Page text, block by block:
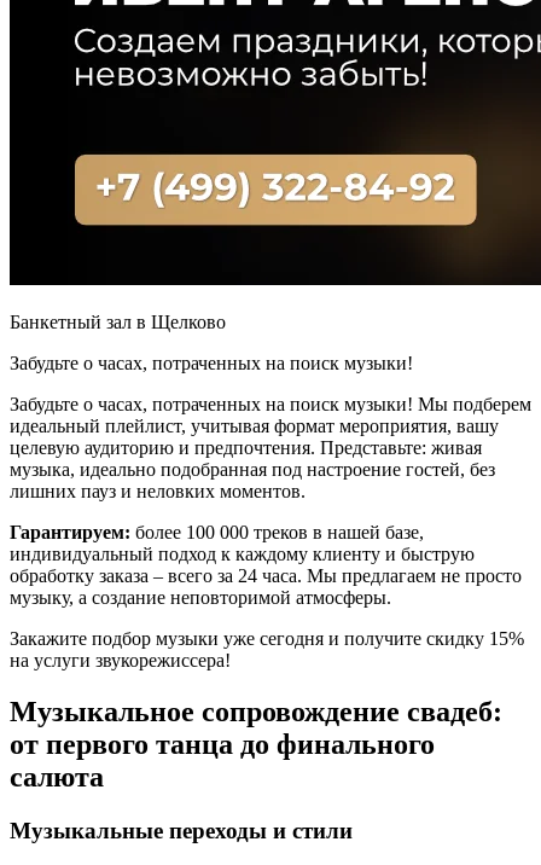
Банкетный зал в Щелково
Забудьте о часах, потраченных на поиск музыки!
Забудьте о часах, потраченных на поиск музыки! Мы подберем
идеальный плейлист, учитывая формат мероприятия, вашу
целевую аудиторию и предпочтения. Представьте: живая
музыка, идеально подобранная под настроение гостей, без
лишних пауз и неловких моментов.
Гарантируем: более 100 000 треков в нашей базе,
индивидуальный подход к каждому клиенту и быструю
обработку заказа – всего за 24 часа. Мы предлагаем не просто
музыку, а создание неповторимой атмосферы.
Закажите подбор музыки уже сегодня и получите скидку 15%
на услуги звукорежиссера!
Музыкальное сопровождение свадеб:
от первого танца до финального
салюта
Музыкальные переходы и стили